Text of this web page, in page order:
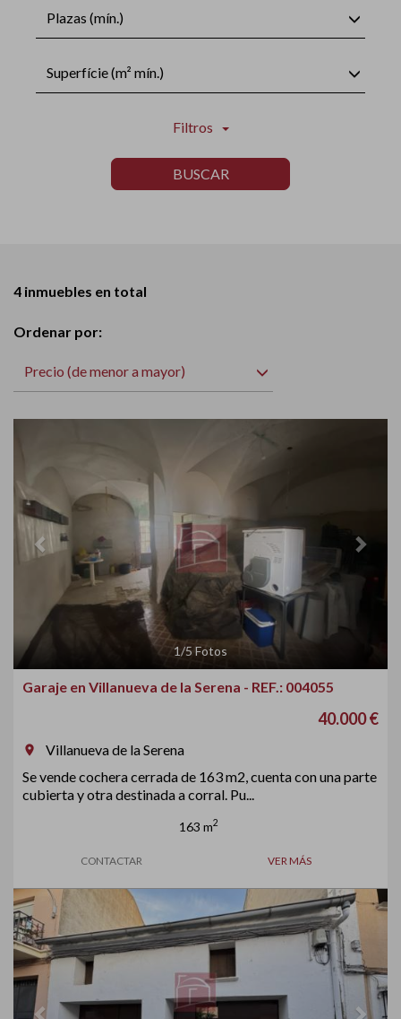
Plazas (mín.)
Superfície (m² mín.)
Filtros
BUSCAR
4 inmuebles en total
Ordenar por:
Precio (de menor a mayor)
1/5 Fotos
Garaje en Villanueva de la Serena - REF.: 004055
40.000 €
room
Villanueva de la Serena
Se vende cochera cerrada de 163 m2, cuenta con una parte
cubierta y otra destinada a corral. Pu...
163 m2
CONTACTAR VER MÁS
Previous Next